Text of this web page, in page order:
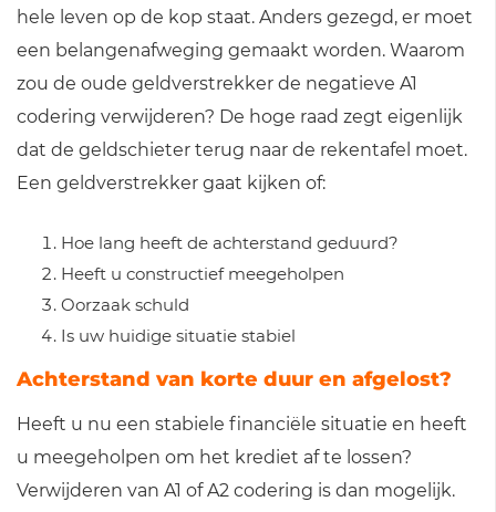
hele leven op de kop staat. Anders gezegd, er moet
een belangenafweging gemaakt worden. Waarom
zou de oude geldverstrekker de negatieve A1
codering verwijderen? De hoge raad zegt eigenlijk
dat de geldschieter terug naar de rekentafel moet.
Een geldverstrekker gaat kijken of:
Hoe lang heeft de achterstand geduurd?
Heeft u constructief meegeholpen
Oorzaak schuld
Is uw huidige situatie stabiel
Achterstand van korte duur en afgelost?
Heeft u nu een stabiele financiële situatie en heeft
u meegeholpen om het krediet af te lossen?
Verwijderen van A1 of A2 codering is dan mogelijk.